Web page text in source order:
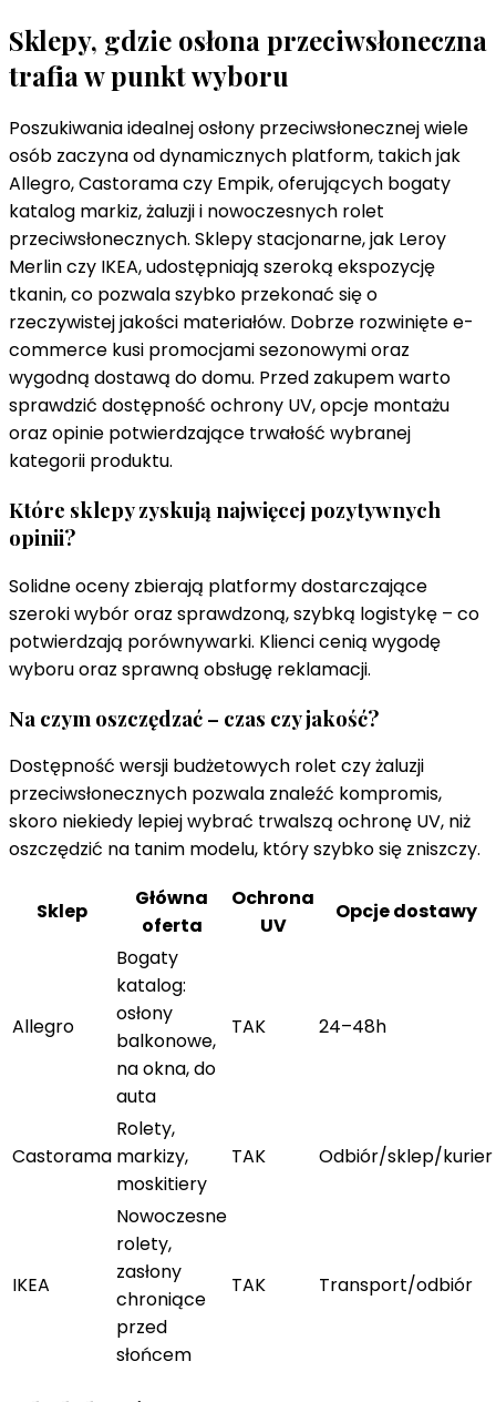
Sklepy, gdzie osłona przeciwsłoneczna
trafia w punkt wyboru
Poszukiwania idealnej osłony przeciwsłonecznej wiele
osób zaczyna od dynamicznych platform, takich jak
Allegro, Castorama czy Empik, oferujących bogaty
katalog markiz, żaluzji i nowoczesnych rolet
przeciwsłonecznych. Sklepy stacjonarne, jak Leroy
Merlin czy IKEA, udostępniają szeroką ekspozycję
tkanin, co pozwala szybko przekonać się o
rzeczywistej jakości materiałów. Dobrze rozwinięte e-
commerce kusi promocjami sezonowymi oraz
wygodną dostawą do domu. Przed zakupem warto
sprawdzić dostępność ochrony UV, opcje montażu
oraz opinie potwierdzające trwałość wybranej
kategorii produktu.
Które sklepy zyskują najwięcej pozytywnych
opinii?
Solidne oceny zbierają platformy dostarczające
szeroki wybór oraz sprawdzoną, szybką logistykę – co
potwierdzają porównywarki. Klienci cenią wygodę
wyboru oraz sprawną obsługę reklamacji.
Na czym oszczędzać – czas czy jakość?
Dostępność wersji budżetowych rolet czy żaluzji
przeciwsłonecznych pozwala znaleźć kompromis,
skoro niekiedy lepiej wybrać trwalszą ochronę UV, niż
oszczędzić na tanim modelu, który szybko się zniszczy.
Sklep
Główna
oferta
Ochrona
UV
Opcje dostawy
Allegro
Bogaty
katalog:
osłony
balkonowe,
na okna, do
auta
TAK 24–48h
Castorama
Rolety,
markizy,
moskitiery
TAK Odbiór/sklep/kurier
IKEA
Nowoczesne
rolety,
zasłony
chroniące
przed
słońcem
TAK Transport/odbiór